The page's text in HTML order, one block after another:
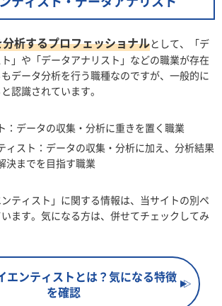
析するプロフェッショナルとして、「デ
」や「データアナリスト」などの職業が存在
データ分析を行う職種なのですが、一般的に
認識されています。
：データの収集・分析に重きを置く職業
ィスト：データの収集・分析に加え、分析結果
決までを目指す職業
ティスト」に関する情報は、当サイトの別ペ
ます。気になる方は、併せてチェックしてみ
エンティストとは？気になる特徴
を確認